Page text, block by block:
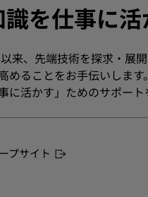
仕事に活
来、先端技術を探求・展
ることをお手伝いしま
活かす」ためのサポート
プサイト